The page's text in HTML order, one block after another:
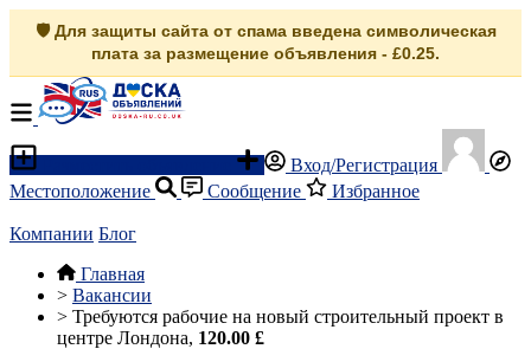
🛡️ Для защиты сайта от спама введена символическая
плата за размещение объявления - £0.25.
Вход/Регистрация
Местоположение
Сообщение Избранное
Компании Блог
Главная
> Вакансии
> Требуются рабочие на новый строительный проект в
центре Лондона, 120.00 £